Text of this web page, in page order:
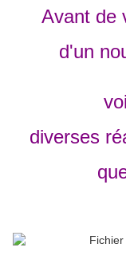
Avant de
d'un
diverses